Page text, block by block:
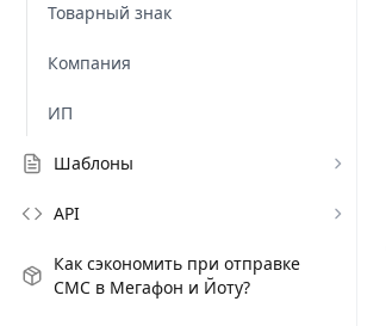
Товарный знак
Компания
ИП
Шаблоны
API
Как сэкономить при отправке
СМС в Мегафон и Йоту?